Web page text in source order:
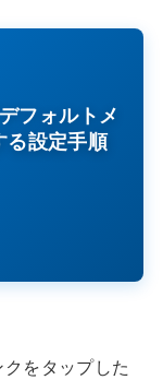
フォルトメ
る設定手順
をタップした